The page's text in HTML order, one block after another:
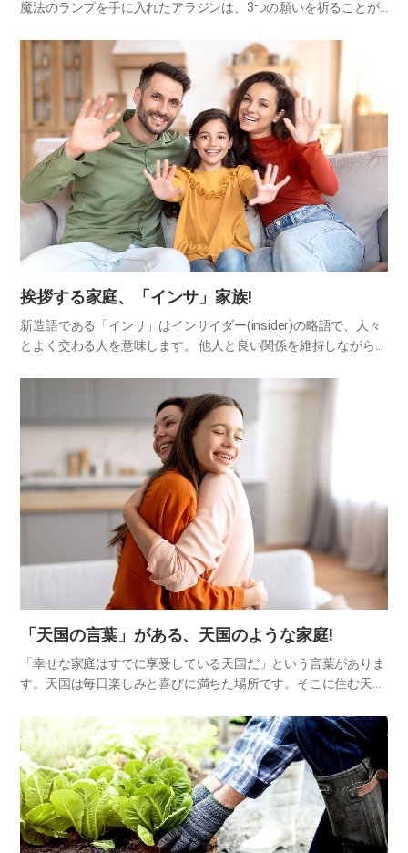
魔法のランプを手に入れたアラジンは、3つの願いを祈ることが
その結果、叶えそうになかった愛をかなえてハッピーエンドを迎
えます。…
挨拶する家庭、「インサ」家族!
新造語である「インサ」はインサイダー(insider)の略語で、人々
とよく交わる人を意味します。 他人と良い関係を維持しながら円
「天国の言葉」がある、天国のような家庭!
「幸せな家庭はすでに享受している天国だ」という言葉がありま
す。天国は毎日楽しみと喜びに満ちた場所です。そこに住む天使
言葉を使います。相手を思いやる気持ち、謙虚さがにじみ出る美
しい言葉…